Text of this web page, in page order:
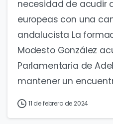
necesidad de acudir
europeas con una
andalucista La
Modesto González
Parlamentaria de
mantener un
11 de febrero de 2024